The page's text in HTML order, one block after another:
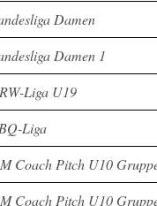
Damen
Damen 1
Liga U19
Liga
Coach Pitch U10
Coach Pitch U10